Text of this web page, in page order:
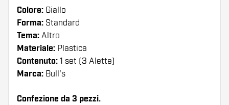
Colore: Giallo
Forma: Standard
Tema: Altro
Materiale: Plastica
Contenuto: 1 set (3 Alette)
Marca: Bull's
Confezione da 3 pezzi.